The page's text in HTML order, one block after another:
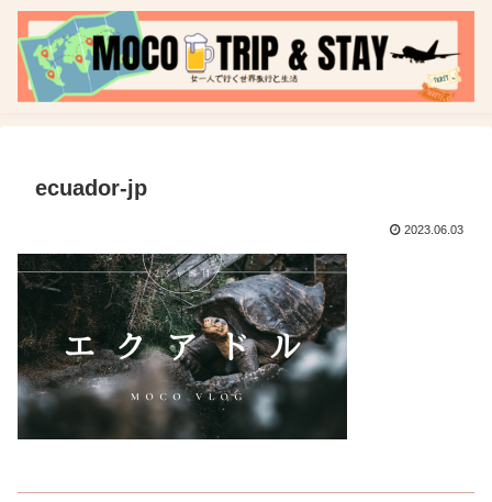
ecuador-jp
2023.06.03